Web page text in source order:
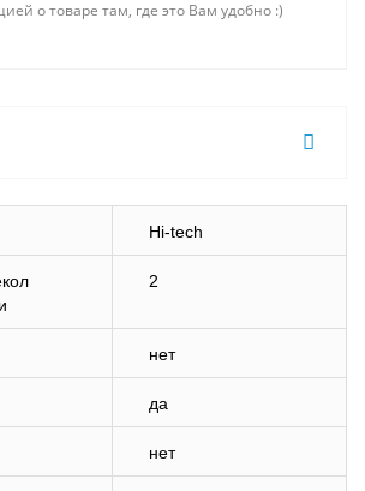
о товаре там, где это Вам удобно :)
Hi-tech
2
нет
да
нет